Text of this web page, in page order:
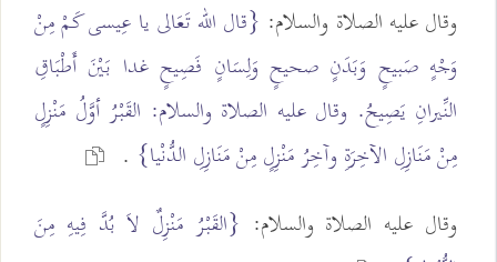
وقال عليه الصلاة والسلام: {قال الله تَعَالى يا عِيسى كَمْ مِنْ
وَجْهٍ صَبيحٍ وَبَدَنٍ صحيحٍ وَلِسَانٍ فَصِيحٍ غدا بَيْنَ أَطْبَاقِ
النِّيرانِ يَصِيحُ. وقال عليه الصلاة والسلام: القَبْرُ أوَّلُ مَنْزِلٍ
مِنْ مَنَازِلِ الآخِرَةِ وآخِرُ مَنْزِلٍ مِنْ مَنَازِلِ الدُّنْيا} .
وقال عليه الصلاة والسلام: {القَبْرُ مَنْزِلٌ لاَ بُدَّ فِيهِ مِنَ